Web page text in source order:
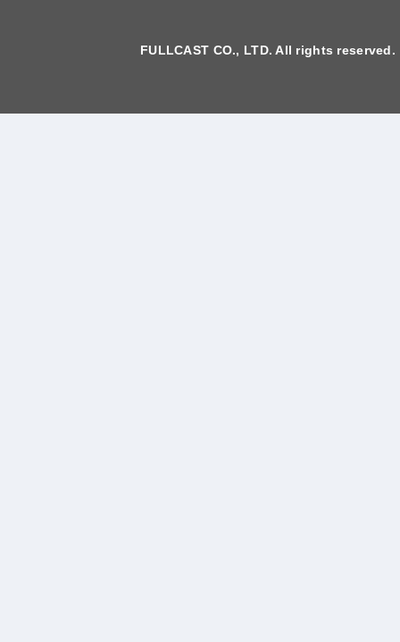
FULLCAST CO., LTD. All rights reserved.